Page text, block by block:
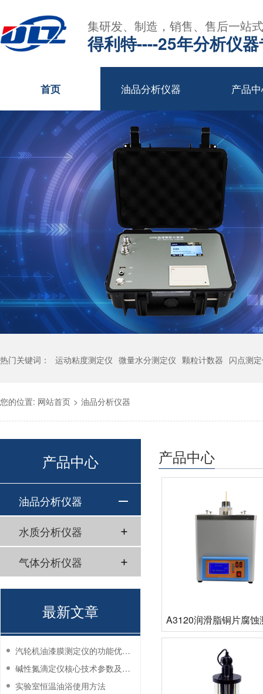
集研发、制造，销售、售后一站
得利特----25年分析仪
首页 油品分析仪器 产品
热门关键词： 运动粘度测定仪 微量水分测定仪 颗粒计数器 闪点测
您的位置: 网站首页 > 油品分析仪器
产品中心
A3120润滑脂铜片腐蚀
产品中心
油品分析仪器
水质分析仪器
气体分析仪器
最新文章
汽轮机油漆膜测定仪的功能优势有哪些？
碱性氮滴定仪核心技术参数及应用说明
实验室恒温油浴使用方法